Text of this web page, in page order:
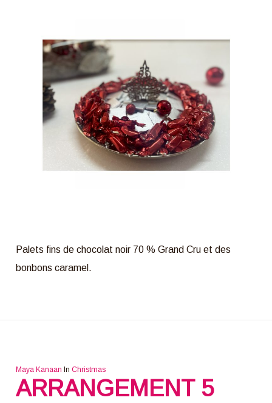
Palets fins de chocolat noir 70 % Grand Cru et des
bonbons caramel.
Maya Kanaan In Christmas
ARRANGEMENT 5